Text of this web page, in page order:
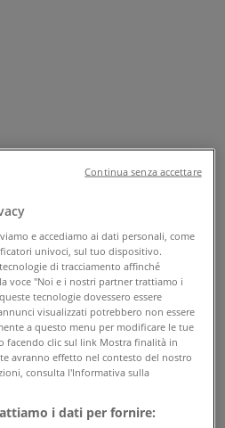
Servizi
e accediamo ai dati personali, come
univoci, sul tuo dispositivo.
di tracciamento affinché
voce "Noi e i nostri partner trattiamo i
tecnologie dovessero essere
visualizzati potrebbero non essere
a questo menu per modificare le tue
facendo clic sul link Mostra finalità in
avranno effetto nel contesto del nostro
consulta l'Informativa sulla
i dati per fornire:
Continua senza accettare